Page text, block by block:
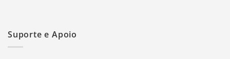
Suporte e Apoio